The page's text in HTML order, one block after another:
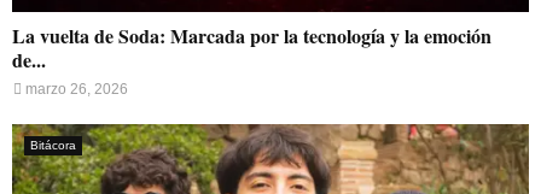
La vuelta de Soda: Marcada por la tecnología y la emoción
de...
marzo 26, 2026
Bitácora